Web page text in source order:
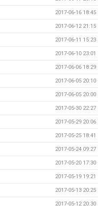
2017-06-16 18:45
2017-06-12 21:15
2017-06-11 15:23
2017-06-10 23:01
2017-06-06 18:29
2017-06-05 20:10
2017-06-05 20:00
2017-05-30 22:27
2017-05-29 20:06
2017-05-25 18:41
2017-05-24 09:27
2017-05-20 17:30
2017-05-19 19:21
2017-05-13 20:25
2017-05-12 20:30